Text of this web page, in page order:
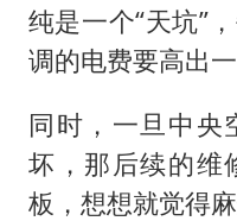
纯是一个“天坑”
调的电费要高出一
同时，一旦中央
坏，那后续的维
板，想想就觉得麻